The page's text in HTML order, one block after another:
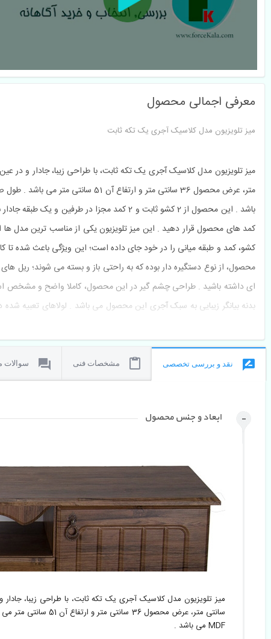
معرفی اجمالی محصول
میز تلویزیون مدل کلاسیک آجری یک تکه ثابت
باشد . این محصول از 2 کشو ثابت و 2 کمد
کمد های محصول قرار دهید . این میز تلویزیون یکی از مناسب ترین مدل
کشو، کمد و طبقه میانی را در خود جای داده است؛ این ویژگی باعث شده تا
محصول، از نوع دستگیره دار بوده که به راحتی باز و بسته می شوند؛ ریل های
ای داشته باشید . طراحی چشم گیر در این محصول، کاملا واضح و مشخص
بدنه بیانگر زیبایی به سبک آجری این محصول می باشد . لولاهای تعبیه شده
نقد و بررسی تخصصی مشخصات فنی سوالات
ابعاد و جنس محصول
MDF می باشد .